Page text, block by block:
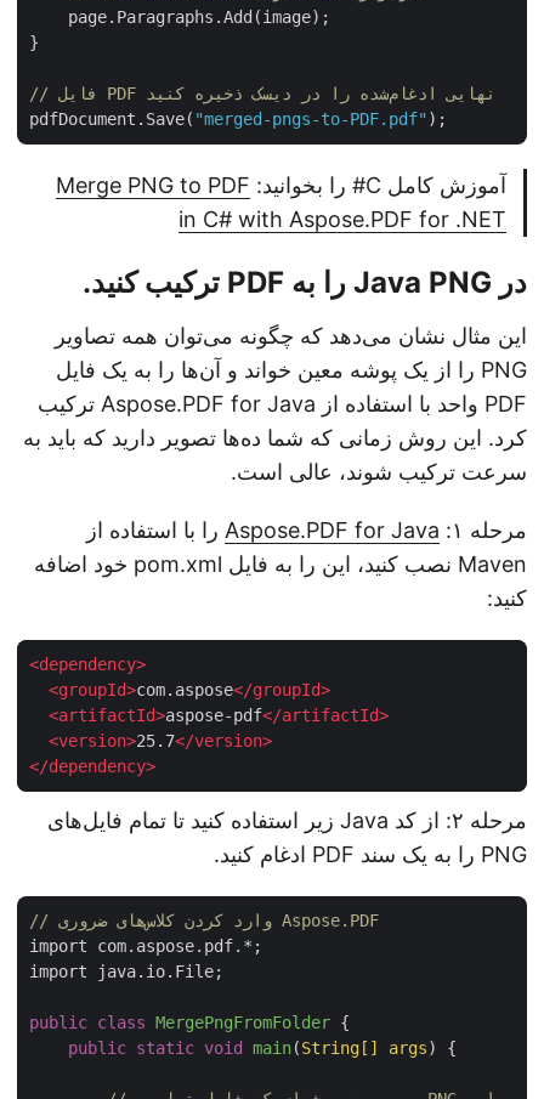
    page.Paragraphs.Add(image);
// فایل PDF نهایی ادغام‌شده را در دیسک ذخیره کنید
pdfDocument.Save("merged-pngs-to-PDF.pdf"
آموزش کامل C# را بخوانید:
Merge PNG to PDF
in C# with Aspose.PDF for .NET
در Java PNG را به PDF ترکیب کنید.
این مثال نشان می‌دهد که چگونه می‌توان همه تصاویر
PNG را از یک پوشه معین خواند و آن‌ها را به یک فایل
PDF واحد با استفاده از Aspose.PDF for Java ترکیب
کرد. این روش زمانی که شما ده‌ها تصویر دارید که باید به
سرعت ترکیب شوند، عالی است.
مرحله ۱: Aspose.PDF for Javaرا با استفاده از
Maven نصب کنید، این را به فایل pom.xml خود اضافه
کنید:
<dependency
<groupId>com.aspose</groupId
<artifactId>aspose-pdf</artifactId
<version>25.7</version
</dependency
مرحله ۲: از کد Java زیر استفاده کنید تا تمام فایل‌های
PNG را به یک سند PDF ادغام کنید.
// وارد کردن کلاس‌های ضروری Aspose.PDF
import com.aspose.pdf.*;
import java.io.File;
public class MergePngFromFolder {
public static void main(String[] args ) {